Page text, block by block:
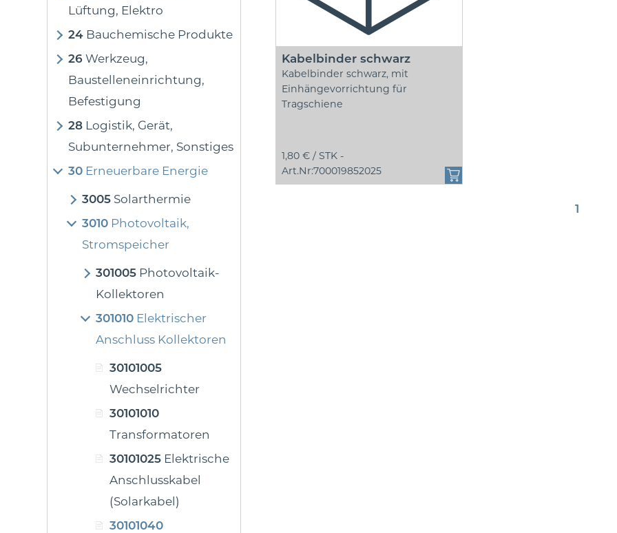
Lüftung, Elektro
24 Bauchemische Produkte
26 Werkzeug,
Baustelleneinrichtung,
Befestigung
28 Logistik, Gerät,
Subunternehmer, Sonstiges
30 Erneuerbare Energie
3005 Solarthermie
3010 Photovoltaik,
Stromspeicher
301005 Photovoltaik-
Kollektoren
301010 Elektrischer
Anschluss Kollektoren
30101005
Wechselrichter
30101010
Transformatoren
30101025 Elektrische
Anschlusskabel
(Solarkabel)
30101040
Kabelbinder schwarz
Kabelbinder schwarz, mit
Einhängevorrichtung für
Tragschiene
1,80 € / STK -
Art.Nr:700019852025
1